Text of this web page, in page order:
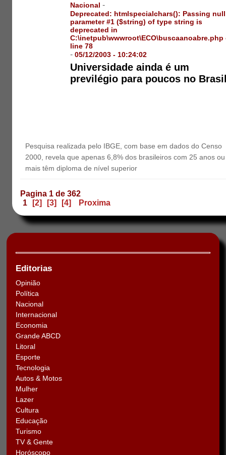
Nacional -
Deprecated: htmlspecialchars(): Passing
parameter #1 ($string) of type string is
deprecated in
C:\inetpub\wwwroot\ECO\buscaanoabre.php
line78
-05/12/2003 - 10:24:02
Universidade ainda é um
previlégio para poucos no
Pesquisa realizada pelo IBGE, com base em dados do Censo
2000, revela que apenas 6,8% dos brasileiros com 25 anos ou
mais têm diploma de nível superior
Pagina 1 de 362
1
[2] [3] [4] Proxima
Editorias
Opinião
Política
Nacional
Internacional
Economia
Grande ABCD
Litoral
Esporte
Tecnologia
Autos & Motos
Mulher
Lazer
Cultura
Educação
Turismo
TV & Gente
Horóscopo